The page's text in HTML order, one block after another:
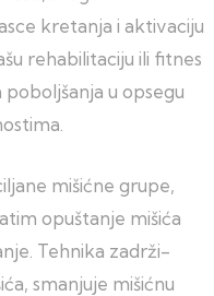
kretanja i aktivaciju
rehabilitaciju ili fitnes
u opsegu
mišićne grupe,
opuštanje mišića
Tehnika zadrži-
smanjuje mišićnu